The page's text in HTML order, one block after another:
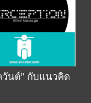
นต์” กับแนวคิด